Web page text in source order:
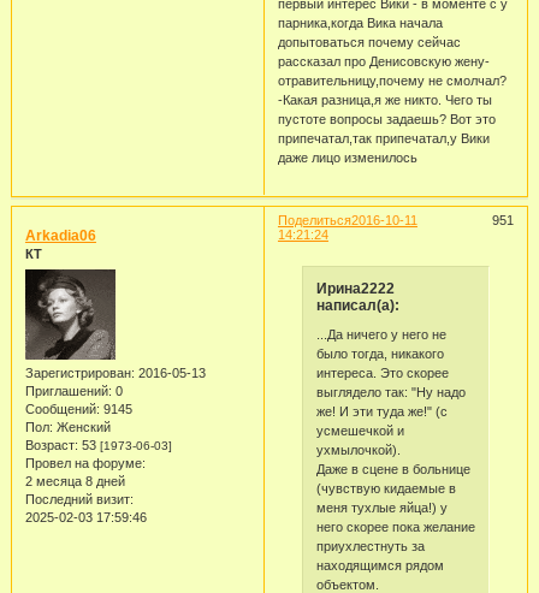
первый интерес Вики - в моменте с у
парника,когда Вика начала
допытоваться почему сейчас
рассказал про Денисовскую жену-
отравительницу,почему не смолчал?
-Какая разница,я же никто. Чего ты
пустоте вопросы задаешь? Вот это
припечатал,так припечатал,у Вики
даже лицо изменилось
Поделиться 951
2016-10-11
14:21:24
Arkadia06
КТ
Зарегистрирован: 2016-05-13
Приглашений: 0
Сообщений: 9145
Пол: Женский
Возраст: 53 [1973-06-03]
Провел на форуме:
2 месяца 8 дней
Последний визит:
2025-02-03 17:59:46
Ирина2222
написал(а):
...Да ничего у него не
было тогда, никакого
интереса. Это скорее
выглядело так: "Ну надо
же! И эти туда же!" (с
усмешечкой и
ухмылочкой).
Даже в сцене в больнице
(чувствую кидаемые в
меня тухлые яйца!) у
него скорее пока желание
приухлестнуть за
находящимся рядом
объектом.